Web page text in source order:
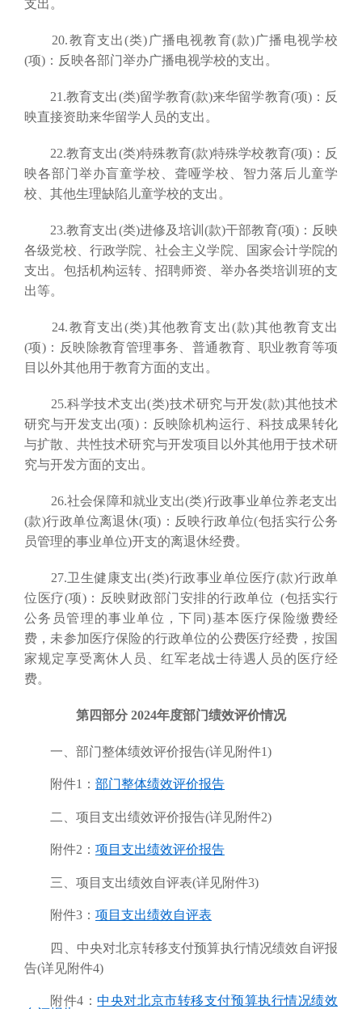
支出。
20.教育支出(类)广播电视教育(款)广播电视学校
(项)：反映各部门举办广播电视学校的支出。
21.教育支出(类)留学教育(款)来华留学教育(项)：反
映直接资助来华留学人员的支出。
22.教育支出(类)特殊教育(款)特殊学校教育(项)：反
映各部门举办盲童学校、聋哑学校、智力落后儿童学
校、其他生理缺陷儿童学校的支出。
23.教育支出(类)进修及培训(款)干部教育(项)：反映
各级党校、行政学院、社会主义学院、国家会计学院的
支出。包括机构运转、招聘师资、举办各类培训班的支
出等。
24.教育支出(类)其他教育支出(款)其他教育支出
(项)：反映除教育管理事务、普通教育、职业教育等项
目以外其他用于教育方面的支出。
25.科学技术支出(类)技术研究与开发(款)其他技术
研究与开发支出(项)：反映除机构运行、科技成果转化
与扩散、共性技术研究与开发项目以外其他用于技术研
究与开发方面的支出。
26.社会保障和就业支出(类)行政事业单位养老支出
(款)行政单位离退休(项)：反映行政单位(包括实行公务
员管理的事业单位)开支的离退休经费。
27.卫生健康支出(类)行政事业单位医疗(款)行政单
位医疗(项)：反映财政部门安排的行政单位 (包括实行
公务员管理的事业单位，下同)基本医疗保险缴费经
费，未参加医疗保险的行政单位的公费医疗经费，按国
家规定享受离休人员、红军老战士待遇人员的医疗经
费。
第四部分 2024年度部门绩效评价情况
一、部门整体绩效评价报告(详见附件1)
附件1： 部门整体绩效评价报告
二、项目支出绩效评价报告(详见附件2)
附件2： 项目支出绩效评价报告
三、项目支出绩效自评表(详见附件3)
附件3： 项目支出绩效自评表
四、中央对北京转移支付预算执行情况绩效自评报
告(详见附件4)
附件4：中央对北京市转移支付预算执行情况绩效